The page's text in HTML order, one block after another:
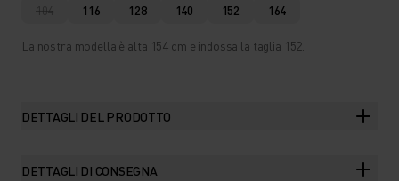
104 116 128 140 152 164
La nostra modella è alta 154 cm e indossa la taglia 152.
DETTAGLI DEL PRODOTTO
DETTAGLI DI CONSEGNA